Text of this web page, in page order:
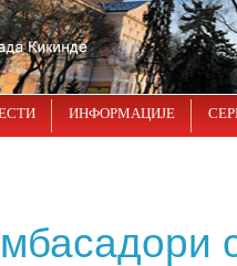
ИНФОРМАЦИЈЕ